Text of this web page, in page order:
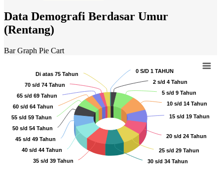
Data Demografi Berdasar Umur
(Rentang)
Bar Graph Pie Cart
Pie chart with 18 slices.
0 S/D 1 TAHUN
0 S/D 1 TAHUN
2 s/d 4 Tahun
2 s/d 4 Tahun
5 s/d 9 Tahun
5 s/d 9 Tahun
10 s/d 14 Tahun
10 s/d 14 Tahun
15 s/d 19 Tahun
15 s/d 19 Tahun
20 s/d 24 Tahun
20 s/d 24 Tahun
25 s/d 29 Tahun
25 s/d 29 Tahun
30 s/d 34 Tahun
30 s/d 34 Tahun
35 s/d 39 Tahun
35 s/d 39 Tahun
40 s/d 44 Tahun
40 s/d 44 Tahun
45 s/d 49 Tahun
45 s/d 49 Tahun
50 s/d 54 Tahun
50 s/d 54 Tahun
55 s/d 59 Tahun
55 s/d 59 Tahun
60 s/d 64 Tahun
60 s/d 64 Tahun
65 s/d 69 Tahun
65 s/d 69 Tahun
70 s/d 74 Tahun
70 s/d 74 Tahun
Di atas 75 Tahun
Di atas 75 Tahun